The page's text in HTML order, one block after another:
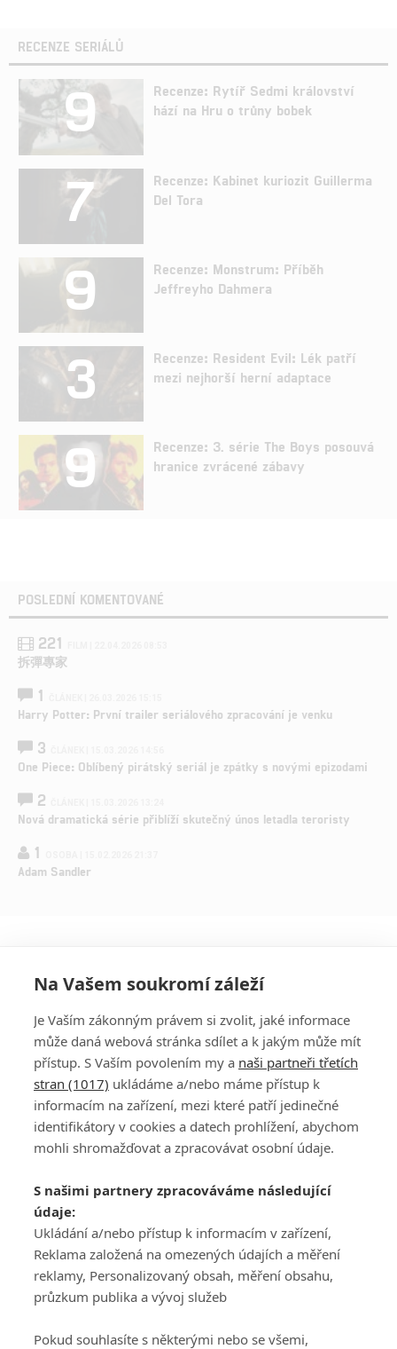
RECENZE SERIÁLŮ
9
Recenze: Rytíř Sedmi království
hází na Hru o trůny bobek
7
Recenze: Kabinet kuriozit Guillerma
Del Tora
9
Recenze: Monstrum: Příběh
Jeffreyho Dahmera
3
Recenze: Resident Evil: Lék patří
mezi nejhorší herní adaptace
9
Recenze: 3. série The Boys posouvá
hranice zvrácené zábavy
POSLEDNÍ KOMENTOVANÉ
221
拆彈專家
1
Harry Potter: První trailer seriálového zpracování je venku
3
One Piece: Oblíbený pirátský seriál je zpátky s novými epizodami
2
Nová dramatická série přiblíží skutečný únos letadla teroristy
1
Adam Sandler
PŘIHLÁSIT
REGISTROVAT
DISKUZE
Šéfredaktorkou webu jePetr Slavík, e-mailserialy@fandimefilmu.cz
Máte-li zájem o inzerci na našem webu napište nám na e-mail
studio@koncal.com
Ochrana osobních údajů|Zásady používání cookies |Pravidla webu
Upravit nastavení soukromí
Na Vašem soukromí záleží
Je Vaším zákonným právem si zvolit, jaké informace
může daná webová stránka sdílet a k jakým může mít
přístup. S Vaším povolením my a naši partneři třetích
stran (1017) ukládáme a/nebo máme přístup k
informacím na zařízení, mezi které patří jedinečné
identifikátory v cookies a datech prohlížení, abychom
mohli shromažďovat a zpracovávat osobní údaje.
S našimi partnery zpracováváme následující
údaje:
Ukládání a/nebo přístup k informacím v zařízení,
Reklama založená na omezených údajích a měření
reklamy, Personalizovaný obsah, měření obsahu,
průzkum publika a vývoj služeb
Pokud souhlasíte s některými nebo se všemi,